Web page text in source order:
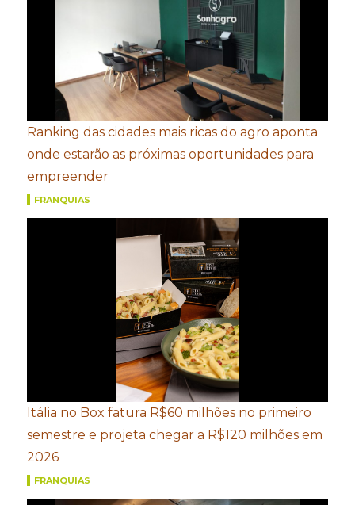
Ranking das cidades mais ricas do agro aponta
onde estarão as próximas oportunidades para
empreender
FRANQUIAS
Itália no Box fatura R$60 milhões no primeiro
semestre e projeta chegar a R$120 milhões em
2026
FRANQUIAS